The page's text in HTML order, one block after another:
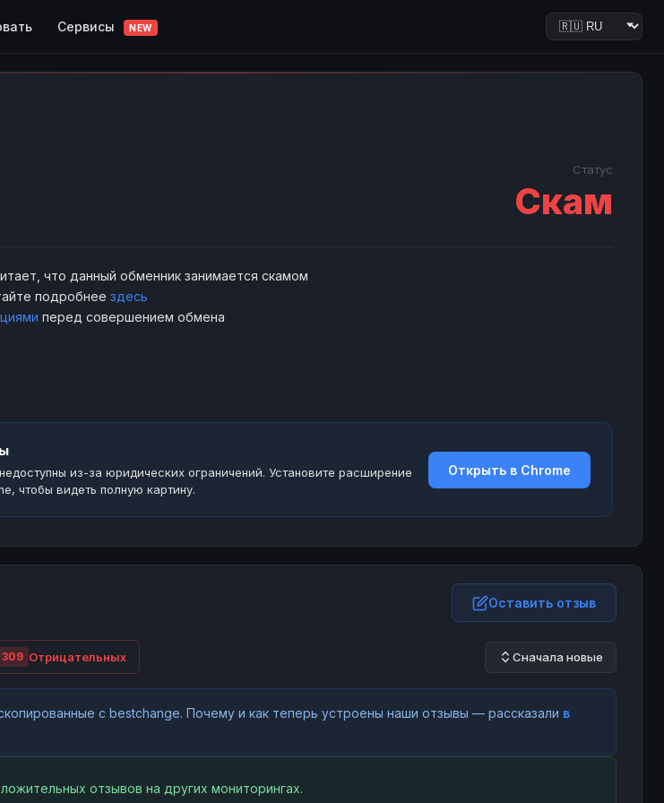
Сервисы NEW
Статус
Скам
что данный обменник занимается скамом
подробнее здесь
перед совершением обмена
из-за юридических ограничений. Установите расширение
чтобы видеть полную картину.
Открыть в Chrome
Оставить отзыв
309 Отрицательных Сначала новые
с bestchange. Почему и как теперь устроены наши отзывы — рассказали в
отзывов на других мониторингах.